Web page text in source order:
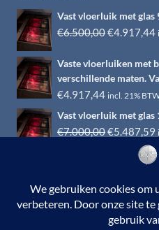
Vast vloerluik met glas
€6.500,00
was:
€6.500,00.
€4.917,44
Vaste vloerluiken met
verschillende maten.
€4.917,44 incl. 21%
Vast vloerluik met glas
€7.000,00€5.487,59
is:
© 2026 RVS-woonwinkel.nl